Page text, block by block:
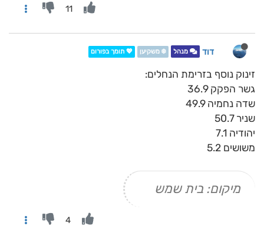
11
דוד מנהל ❄️ משקיען 💖 תומך בפורום
זינוק נוסף בזרימת הנחלים:
גשר הפקק 36.9
שדה נחמיה 49.9
שניר 50.7
יהודיה 7.1
משושים 5.2
מיקום: בית שמש
4